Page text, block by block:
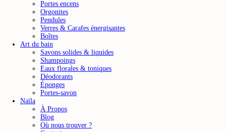
Portes encens
Orgonites
Pendules
Verres & Carafes énergisantes
Boîtes
Art du bain
Savons solides & liquides
Shampoings
Eaux florales & toniques
Déodorants
Éponges
Portes-savon
Naïla
À Propos
Blog
Où nous trouver ?
Art du bain Savons solides & liquides